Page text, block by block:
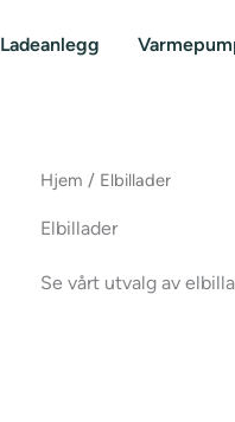
Ladeanlegg
Hjem / Elbillader
Elbillader
Se vårt utvalg av